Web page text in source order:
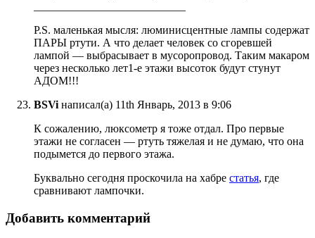
P.S. маленькая мысля: люминисцентные лампы содержат
ПАРЫ ртути. А что делает человек со сгоревшей
лампой — выбрасывает в мусоропровод. Таким макаром
через несколько лет1-е этажи высоток будут стунут
АДОМ!!!
BSVi написал(а) 11th Январь, 2013 в 9:06
К сожалению, люксометр я тоже отдал. Про первые
этажи не согласен — ртуть тяжелая и не думаю, что она
подымется до первого этажа.
Буквально сегодня проскочила на хабре статья, где
сравнивают лампочки.
Добавить комментарий